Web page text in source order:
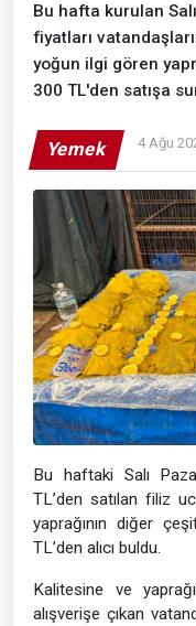
Bu hafta kurulan
fiyatları
yoğun ilgi gören
300 TL'den satışa
Yemek 4 Ağu
Bu haftaki Salı
TL’den satılan filiz
yaprağının diğer
TL’den alıcı buldu.
Kalitesine ve
alışverişe çıkan